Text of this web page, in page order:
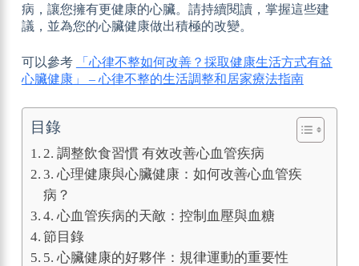
病，讓您擁有更健康的心臟。請持續閱讀，掌握這些建
議，並為您的心臟健康做出積極的改變。
可以參考
「心律不整如何改善？採取健康生活方式有益
心臟健康」 – 心律不整的生活調整和居家療法指南
目錄
2. 調整飲食習慣 有效改善心血管疾病
3. 心理健康與心臟健康：如何改善心血管疾
病？
4. 心血管疾病的天敵：控制血壓與血糖
節目錄
5. 心臟健康的好夥伴：規律運動的重要性